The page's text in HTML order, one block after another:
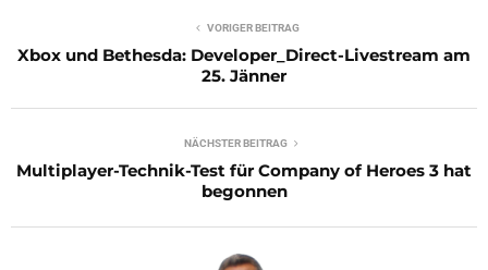
VORIGER BEITRAG
Xbox und Bethesda: Developer_Direct-Livestream am
25. Jänner
NÄCHSTER BEITRAG
Multiplayer-Technik-Test für Company of Heroes 3 hat
begonnen